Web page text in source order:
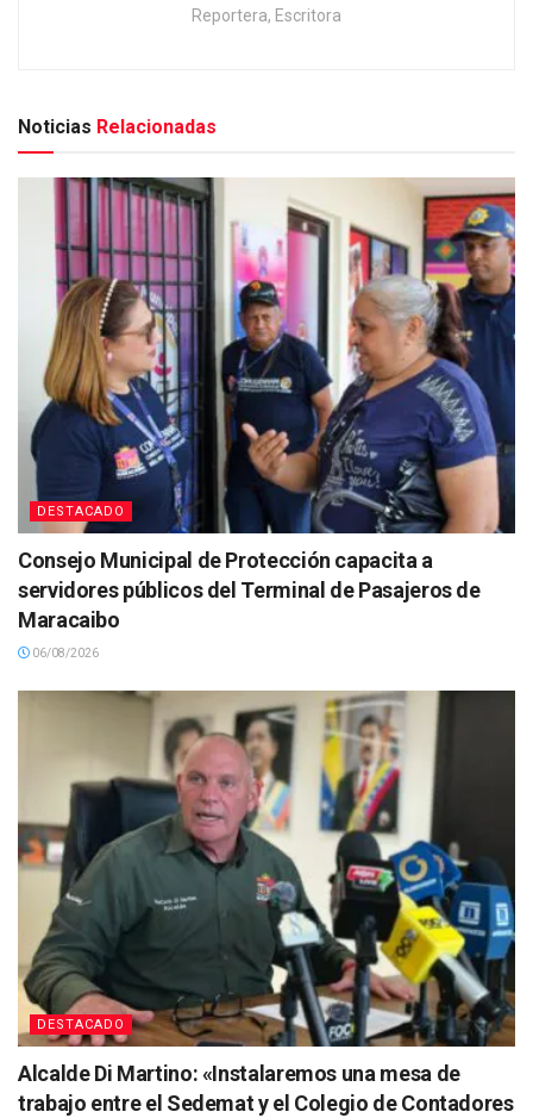
Reportera, Escritora
Noticias Relacionadas
DESTACADO
Consejo Municipal de Protección capacita a
servidores públicos del Terminal de Pasajeros de
Maracaibo
06/08/2026
DESTACADO
Alcalde Di Martino: «Instalaremos una mesa de
trabajo entre el Sedemat y el Colegio de Contadores